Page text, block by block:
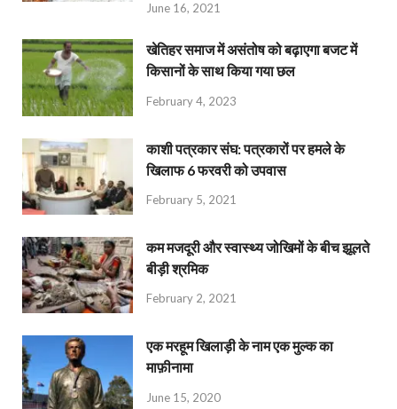
June 16, 2021
खेतिहर समाज में असंतोष को बढ़ाएगा बजट में
किसानों के साथ किया गया छल
February 4, 2023
काशी पत्रकार संघ: पत्रकारों पर हमले के
खिलाफ 6 फरवरी को उपवास
February 5, 2021
कम मजदूरी और स्वास्थ्य जोखिमों के बीच झूलते
बीड़ी श्रमिक
February 2, 2021
एक मरहूम खिलाड़ी के नाम एक मुल्क का
माफ़ीनामा
June 15, 2020